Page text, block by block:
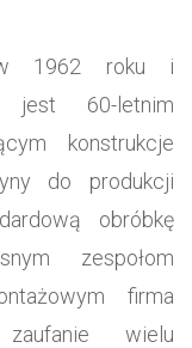
1962 roku i
jest 60-letnim
konstrukcje
do produkcji
obróbkę
zespołom
firma
wielu